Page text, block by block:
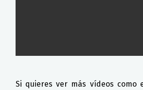
Si quieres ver más vídeos como